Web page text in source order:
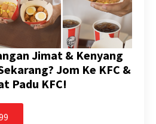
Jimat & Kenyang
Jom Ke KFC &
Padu KFC!